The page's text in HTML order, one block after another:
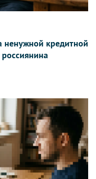
ненужной кредитной